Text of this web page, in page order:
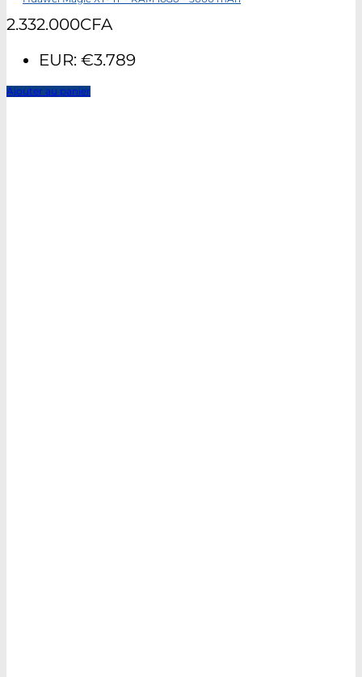
2.332.000CFA
EUR: €3.789
Ajouter au panier